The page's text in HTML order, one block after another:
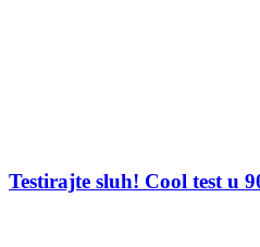
Testirajte sluh! Cool test u